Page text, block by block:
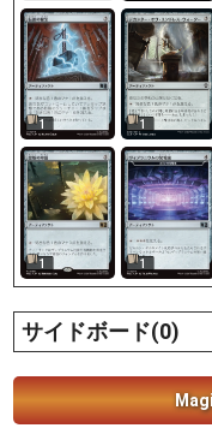
1 1
1 1
サイドボード(0)